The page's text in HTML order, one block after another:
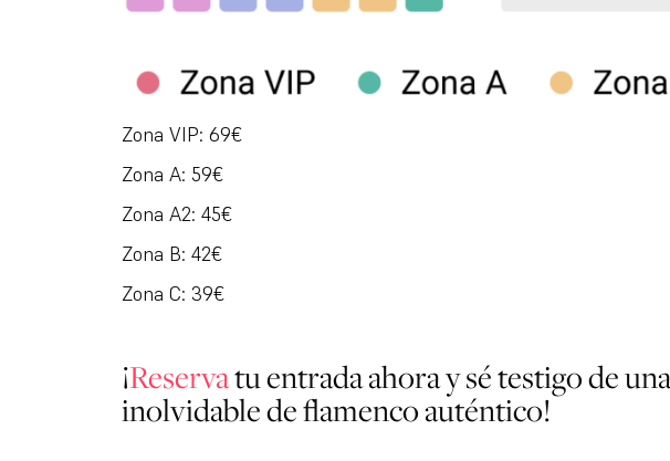
Zona VIP: 69€
Zona A: 59€
Zona A2: 45€
Zona B: 42€
Zona C: 39€
¡Reservatu entrada ahora y sé testigo de
inolvidable de flamenco auténtico!